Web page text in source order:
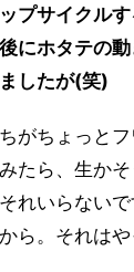
プサイクル
にホタテの
したが(笑)
がちょっと
たら、生か
れいらない
ら。それは